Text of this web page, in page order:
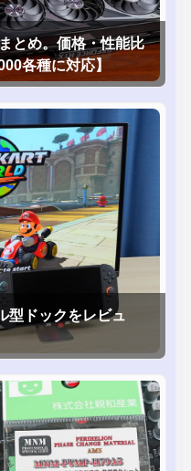
とめ。価格・性能比
各種に対応】
型ドックをレビュ